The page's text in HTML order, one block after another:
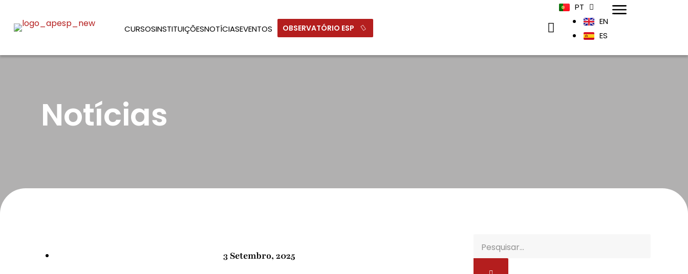
CURSOSINSTITUIÇÕESNOTÍCIASEVENTOS OBSERVATÓRIO ESP
PT
EN
ES
Notícias
3 Setembro, 2025